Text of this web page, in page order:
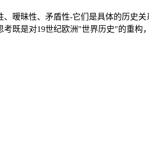
暧昧性、矛盾性-它们是具体的历史
既是对19世纪欧洲"世界历史"的重构